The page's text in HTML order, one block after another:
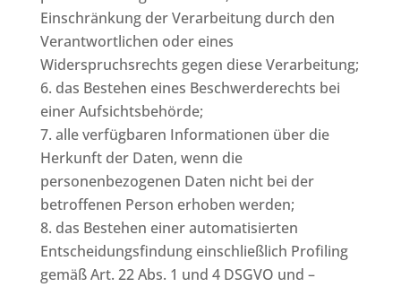
Einschränkung der Verarbeitung durch den
Verantwortlichen oder eines
Widerspruchsrechts gegen diese Verarbeitung;
das Bestehen eines Beschwerderechts bei
einer Aufsichtsbehörde;
alle verfügbaren Informationen über die
Herkunft der Daten, wenn die
personenbezogenen Daten nicht bei der
betroffenen Person erhoben werden;
das Bestehen einer automatisierten
Entscheidungsfindung einschließlich Profiling
gemäß Art. 22 Abs. 1 und 4 DSGVO und –